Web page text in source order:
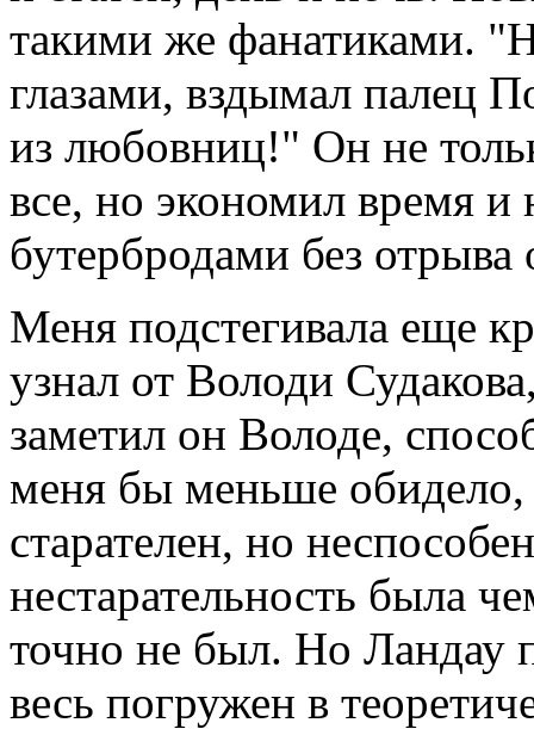
такими же фанатиками.
глазами, вздымал палец
из любовниц!" Он не
все, но экономил время и
бутербродами без отрыва
Меня подстегивала еще
узнал от Володи
заметил он Володе,
меня бы меньше обидело,
старателен, но
нестарательность была
точно не был. Но Ландау
весь погружен в